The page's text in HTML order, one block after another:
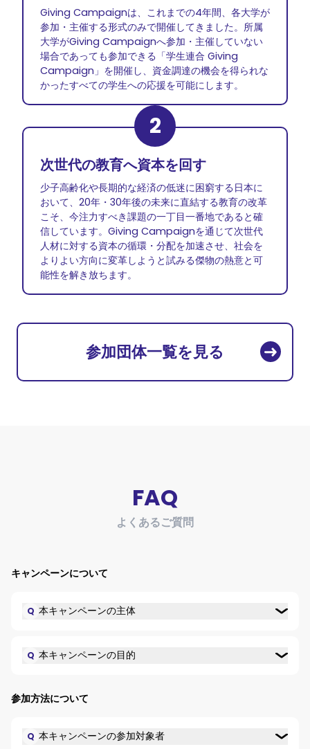
Giving Campaignは、これまでの4年間、各大学が
参加・主催する形式のみで開催してきました。所属
大学がGiving Campaignへ参加・主催していない
場合であっても参加できる「学生連合 Giving
Campaign」を開催し、資金調達の機会を得られな
かったすべての学生への応援を可能にします。
2
次世代の教育へ資本を回す
少子高齢化や長期的な経済の低迷に困窮する日本に
おいて、20年・30年後の未来に直結する教育の改革
こそ、今注力すべき課題の一丁目一番地であると確
信しています。Giving Campaignを通じて次世代
人材に対する資本の循環・分配を加速させ、社会を
よりよい方向に変革しようと試みる傑物の熱意と可
能性を解き放ちます。
参加団体一覧を見る
FAQ
よくあるご質問
キャンペーンについて
Q 本キャンペーンの主体
Q 本キャンペーンの目的
参加方法について
Q 本キャンペーンの参加対象者